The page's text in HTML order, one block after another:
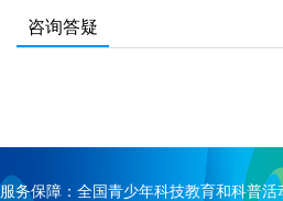
咨询答疑
服务保障：全国青少年科技教育和科普